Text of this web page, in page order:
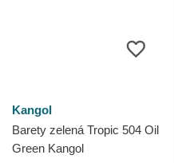
Kangol
Barety zelená Tropic 504 Oil
Green Kangol